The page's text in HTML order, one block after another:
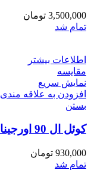
3,500,000 تومان
تمام شد
اطلاعات بیشتر
مقایسه
نمایش سریع
افزودن به علاقه مندی
بستن
کوئل ال 90 اورجینال (L90)
930,000 تومان
تمام شد